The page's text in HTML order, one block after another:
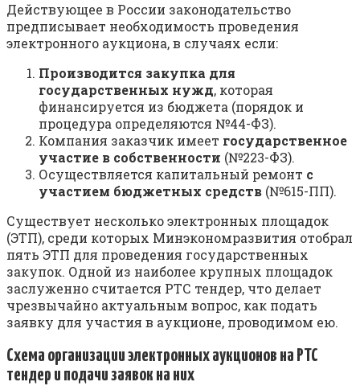
Действующее в России законодательство
предписывает необходимость проведения
электронного аукциона, в случаях если:
Производится закупка для
государственных нужд, которая
финансируется из бюджета (порядок и
процедура определяются №44-ФЗ).
Компания заказчик имеет государственное
участие в собственности (№223-ФЗ).
Осуществляется капитальный ремонт с
участием бюджетных средств (№615-ПП).
Существует несколько электронных площадок
(ЭТП), среди которых Минэкономразвития отобрал
пять ЭТП для проведения государственных
закупок. Одной из наиболее крупных площадок
заслуженно считается РТС тендер, что делает
чрезвычайно актуальным вопрос, как подать
заявку для участия в аукционе, проводимом ею.
Схема организации электронных аукционов на РТС
тендер и подачи заявок на них